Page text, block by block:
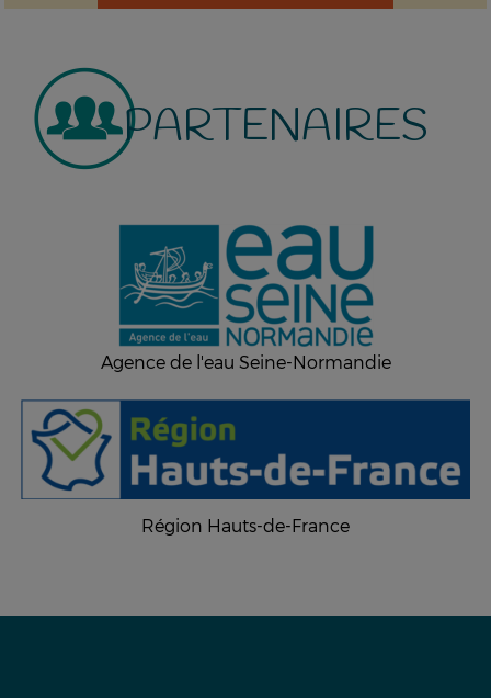
PARTENAIRES
Agence de l'eau Seine-Normandie
Région Hauts-de-France